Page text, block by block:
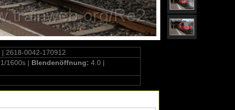
| 2618-0042-170912
1/1600s | Blendenöffnung: 4.0 |